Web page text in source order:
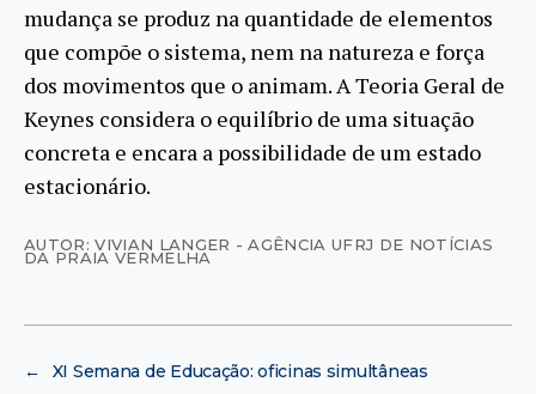
mudança se produz na quantidade de elementos
que compõe o sistema, nem na natureza e força
dos movimentos que o animam. A Teoria Geral de
Keynes considera o equilíbrio de uma situação
concreta e encara a possibilidade de um estado
estacionário.
AUTOR: VIVIAN LANGER - AGÊNCIA UFRJ DE NOTÍCIAS
DA PRAIA VERMELHA
←
XI Semana de Educação: oficinas simultâneas